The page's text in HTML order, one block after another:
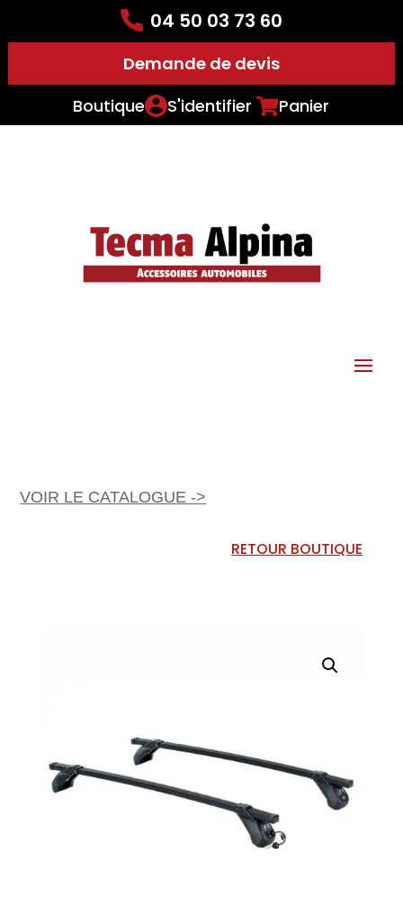
04 50 03 73 60
Demande de devis
Boutique
S'identifier Panier
VOIR LE CATALOGUE ->
RETOUR BOUTIQUE